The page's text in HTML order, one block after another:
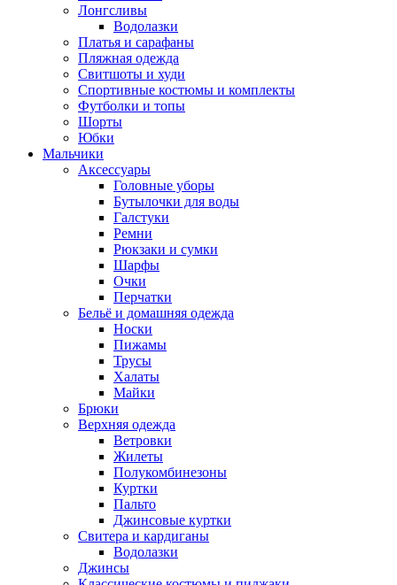
Лонгсливы
Водолазки
Платья и сарафаны
Пляжная одежда
Свитшоты и худи
Спортивные костюмы и комплекты
Футболки и топы
Шорты
Юбки
Мальчики
Аксессуары
Головные уборы
Бутылочки для воды
Галстуки
Ремни
Рюкзаки и сумки
Шарфы
Очки
Перчатки
Бельё и домашняя одежда
Носки
Пижамы
Трусы
Халаты
Майки
Брюки
Верхняя одежда
Ветровки
Жилеты
Полукомбинезоны
Куртки
Пальто
Джинсовые куртки
Свитера и кардиганы
Водолазки
Джинсы